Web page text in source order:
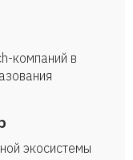
компаний в
экосистемы